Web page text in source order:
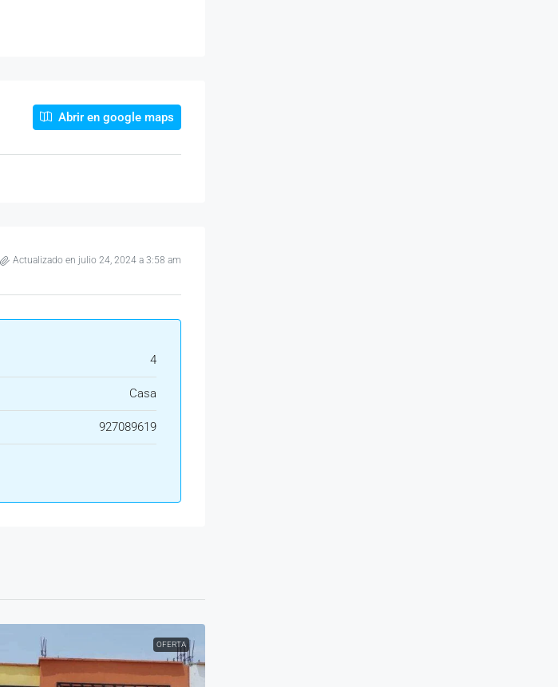
Abrir en google maps
Actualizado en julio 24, 2024 a 3:58 am
4
Casa
927089619
OFERTA